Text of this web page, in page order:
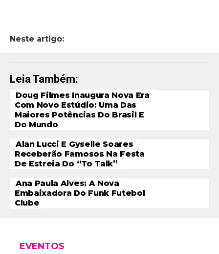
Neste artigo:
Leia Também:
Doug Filmes Inaugura Nova Era
Com Novo Estúdio: Uma Das
Maiores Potências Do Brasil E
Do Mundo
Alan Lucci E Gyselle Soares
Receberão Famosos Na Festa
De Estreia Do “To Talk”
Ana Paula Alves: A Nova
Embaixadora Do Funk Futebol
Clube
EVENTOS